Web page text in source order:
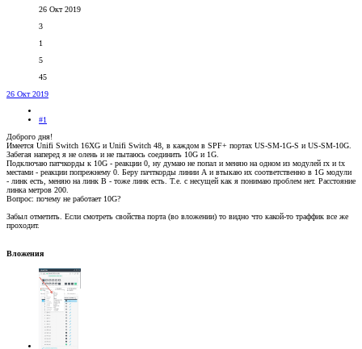
26 Окт 2019
3
1
5
45
26 Окт 2019
#1
Доброго дня!
Имеется Unifi Switch 16XG и Unifi Switch 48, в каждом в SPF+ портах US-SM-1G-S и US-SM-10G.
Забегая наперед я не олень и не пытаюсь соединить 10G и 1G.
Подключаю патчкорды к 10G - реакции 0, ну думаю не попал и меняю на одном из модулей rx и tx
местами - реакции попрежнему 0. Беру пачткорды линии А и втыкаю их соответственно в 1G модули
- линк есть, меняю на линк B - тоже линк есть. Т.е. с несущей как я понимаю проблем нет. Расстояние
линка метров 200.
Вопрос: почему не работает 10G?
Забыл отметить. Если смотреть свойства порта (во вложении) то видно что какой-то траффик все же
проходит.
Вложения